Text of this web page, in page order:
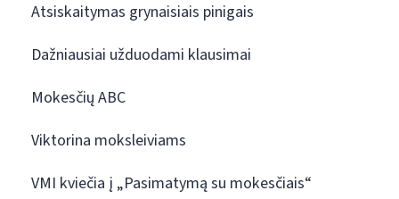
Atsiskaitymas grynaisiais pinigais
Dažniausiai užduodami klausimai
Mokesčių ABC
Viktorina moksleiviams
VMI kviečia į „Pasimatymą su mokesčiais“